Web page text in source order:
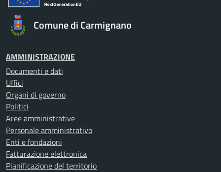
Comune di Carmignano
AMMINISTRAZIONE
Documenti e dati
Uffici
Organi di governo
Politici
Aree amministrative
Personale amministrativo
Enti e fondazioni
Fatturazione elettronica
Pianificazione del territorio